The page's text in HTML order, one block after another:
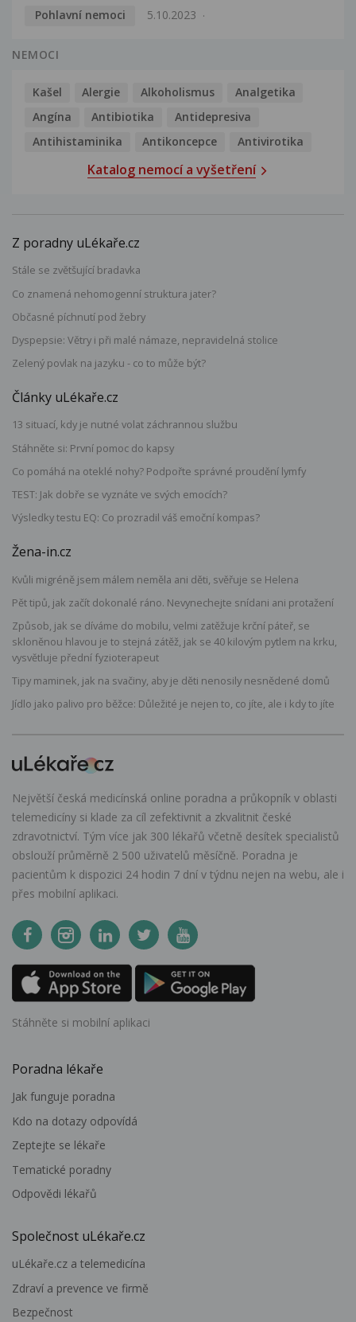
Pohlavní nemoci
5.10.2023
NEMOCI
Kašel Alergie Alkoholismus
Analgetika
Angína
Antibiotika
Antidepresiva
Antihistaminika
Antikoncepce Antivirotika
Katalog nemocí a vyšetření
Z poradny uLékaře.cz
Stále se zvětšující bradavka
Co znamená nehomogenní struktura jater?
Občasné píchnutí pod žebry
Dyspepsie: Větry i při malé námaze, nepravidelná stolice
Zelený povlak na jazyku - co to může být?
Články uLékaře.cz
13 situací, kdy je nutné volat záchrannou službu
Stáhněte si: První pomoc do kapsy
Co pomáhá na oteklé nohy? Podpořte správné proudění lymfy
TEST: Jak dobře se vyznáte ve svých emocích?
Výsledky testu EQ: Co prozradil váš emoční kompas?
Žena-in.cz
Kvůli migréně jsem málem neměla ani děti, svěřuje se Helena
Pět tipů, jak začít dokonalé ráno. Nevynechejte snídani ani protažení
Způsob, jak se díváme do mobilu, velmi zatěžuje krční páteř, se
skloněnou hlavou je to stejná zátěž, jak se 40 kilovým pytlem na krku,
vysvětluje přední fyzioterapeut
Tipy maminek, jak na svačiny, aby je děti nenosily nesnědené domů
Jídlo jako palivo pro běžce: Důležité je nejen to, co jíte, ale i kdy to jíte
Největší česká medicínská online poradna a průkopník v oblasti
telemedicíny si klade za cíl zefektivnit a zkvalitnit české
zdravotnictví. Tým více jak 300 lékařů včetně desítek specialistů
obslouží průměrně 2 500 uživatelů měsíčně. Poradna je
pacientům k dispozici 24 hodin 7 dní v týdnu nejen na webu, ale i
přes mobilní aplikaci.
Stáhněte si mobilní aplikaci
Poradna lékaře
Jak funguje poradna
Kdo na dotazy odpovídá
Zeptejte se lékaře
Tematické poradny
Odpovědi lékařů
Společnost uLékaře.cz
uLékaře.cz a telemedicína
Zdraví a prevence ve firmě
Bezpečnost